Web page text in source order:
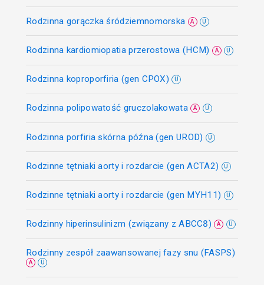
Rodzinna gorączka śródziemnomorska A U
Rodzinna kardiomiopatia przerostowa (HCM) A U
Rodzinna koproporfiria (gen CPOX) U
Rodzinna polipowatość gruczolakowata A U
Rodzinna porfiria skórna późna (gen UROD) U
Rodzinne tętniaki aorty i rozdarcie (gen ACTA2) U
Rodzinne tętniaki aorty i rozdarcie (gen MYH11) U
Rodzinny hiperinsulinizm (związany z ABCC8) A U
Rodzinny zespół zaawansowanej fazy snu (FASPS)
A U